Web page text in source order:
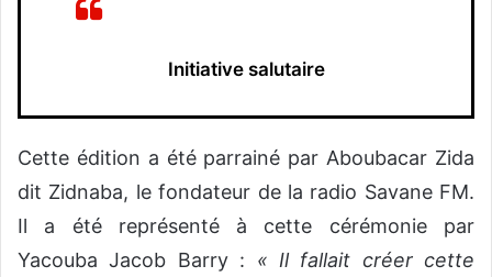
Initiative salutaire
Cette édition a été parrainé par Aboubacar Zida
dit Zidnaba, le fondateur de la radio Savane FM.
Il a été représenté à cette cérémonie par
Yacouba Jacob Barry : « Il fallait créer cette